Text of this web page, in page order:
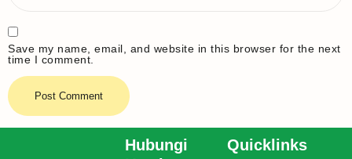
Save my name, email, and website in this browser for the next
time I comment.
Hubungi
Quicklinks